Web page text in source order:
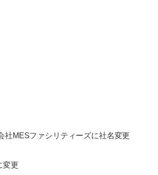
社MESファシリティーズに社名変更
変更